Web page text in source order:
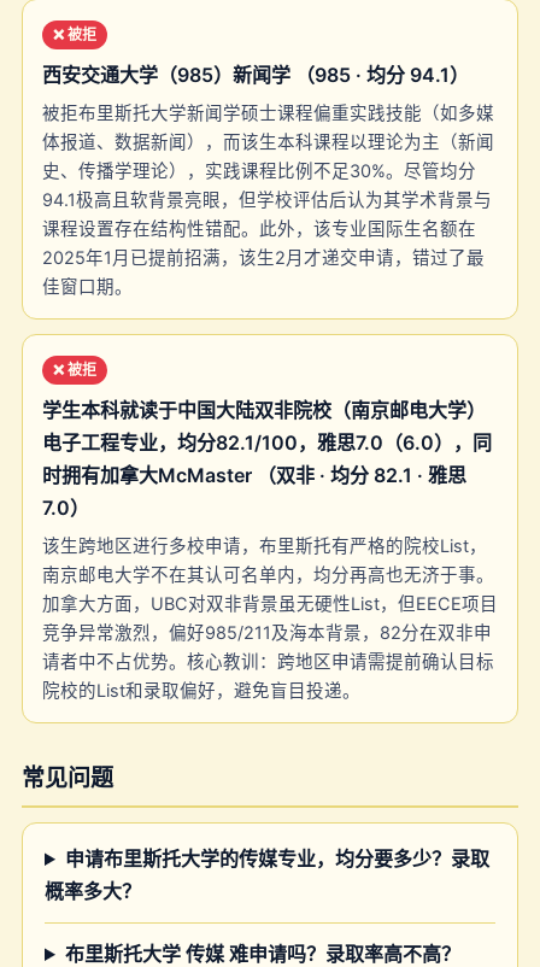
❌ 被拒
西安交通大学（985）新闻学 （985 · 均分 94.1）
被拒布里斯托大学新闻学硕士课程偏重实践技能（如多媒
体报道、数据新闻），而该生本科课程以理论为主（新闻
史、传播学理论），实践课程比例不足30%。尽管均分
94.1极高且软背景亮眼，但学校评估后认为其学术背景与
课程设置存在结构性错配。此外，该专业国际生名额在
2025年1月已提前招满，该生2月才递交申请，错过了最
佳窗口期。
❌ 被拒
学生本科就读于中国大陆双非院校（南京邮电大学）
电子工程专业，均分82.1/100，雅思7.0（6.0），同
时拥有加拿大McMaster （双非 · 均分 82.1 · 雅思
7.0）
该生跨地区进行多校申请，布里斯托有严格的院校List，
南京邮电大学不在其认可名单内，均分再高也无济于事。
加拿大方面，UBC对双非背景虽无硬性List，但EECE项目
竞争异常激烈，偏好985/211及海本背景，82分在双非申
请者中不占优势。核心教训：跨地区申请需提前确认目标
院校的List和录取偏好，避免盲目投递。
常见问题
申请布里斯托大学的传媒专业，均分要多少？录取
概率多大？
布里斯托大学 传媒 难申请吗？录取率高不高？